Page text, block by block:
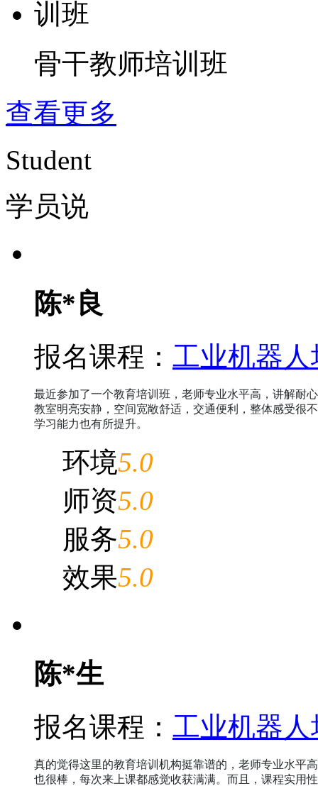
骨干教师培训班
查看更多
Student
学员说
陈*良
报名课程： 工业机器人
最近参加了一个教育培训班，老师专业水平高，讲解耐
教室明亮安静，空间宽敞舒适，交通便利，整体感受很
学习能力也有所提升。
环境5.0
师资5.0
服务5.0
效果5.0
陈*生
报名课程： 工业机器人
真的觉得这里的教育培训机构挺靠谱的，老师专业水平
也很棒，每次来上课都感觉收获满满。而且，课程实用